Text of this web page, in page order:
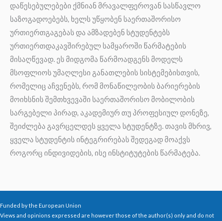
დაწესებულებები ქმნიან მრავალფეროვან სასწავლო
საზოგადოებებს, ხელს უწყობენ საერთაშორისო
ურთიერთგაგებას და ამზადებენ სტუდენტებს
ურთიერთდაკავშირებულ სამყაროში წარმატების
მისაღწევად. ეს მიდგომა წარმოადგენს მოდელს
მსოფლიოს უმაღლესი განათლების სისტემებისთვის,
რომელიც აჩვენებს, რომ მონაწილეობის ბარიერების
მოიხსნის შემთხვევაში საერთაშორისო მობილობის
სარგებელი პირად, აკადემიურ თუ პროფესიულ დონეზე,
შეიძლება გავრცელდეს ყველა სტუდენტზე. თავის მხრივ,
ყველა სტუდენტის ინტეგრირებას შედეგად მოაქვს
როგორც ინდივიდების, ისე ინსტიტუტების წარმატება.
Funded by the European Union
Views and opinions expressed are however those of the author(s) only and do not